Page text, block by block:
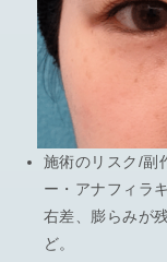
施術のリスク/副
ー・アナフィラ
右差、膨らみが
ど。